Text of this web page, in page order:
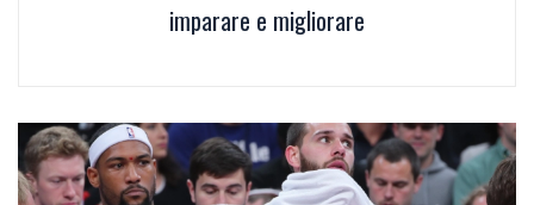
imparare e migliorare